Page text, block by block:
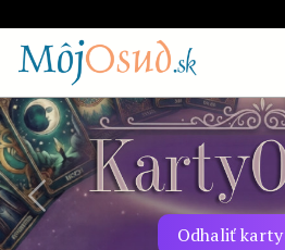
Odhaliť karty
Predchádzajúca snímka